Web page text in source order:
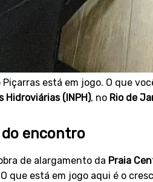
está em jogo. O que
Hidroviárias (INPH), no Rio de
encontro
de alargamento da Praia
que está em jogo aqui é o